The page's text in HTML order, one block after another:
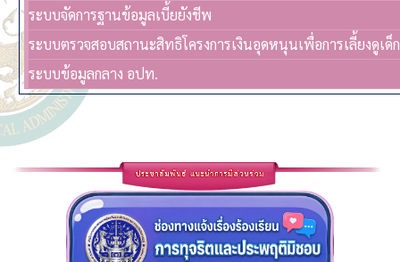
ระบบจัดการฐานข้อมูลเบี้ยยังชีพ
ระบบตรวจสอบสถานะสิทธิโครงการเงินอุดหนุนเพื่อการเลี้ยงดูเด็
ระบบข้อมูลกลาง อปท.